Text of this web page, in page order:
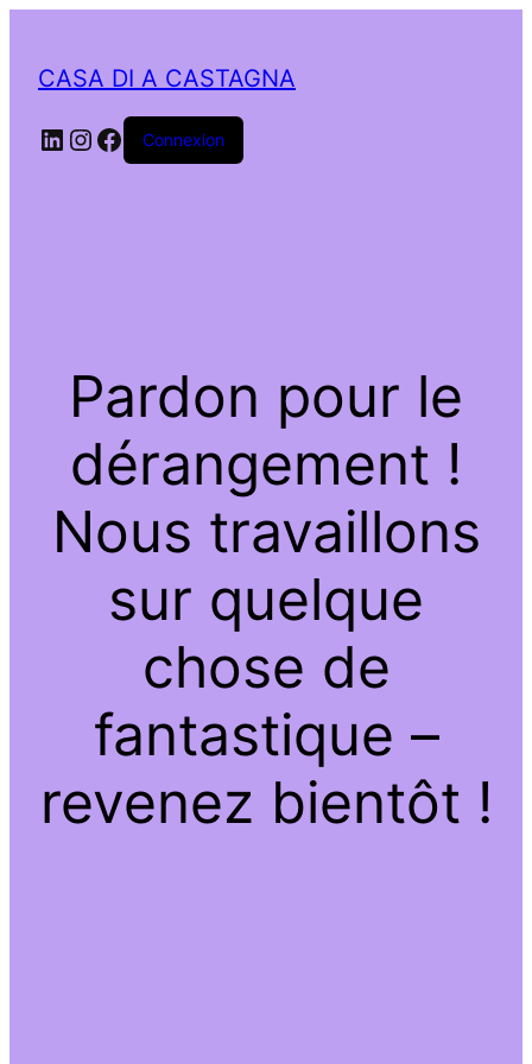
CASA DI A CASTAGNA
LinkedIn
Instagram
Facebook
Connexion
Pardon pour le
dérangement !
Nous travaillons
sur quelque
chose de
fantastique –
revenez bientôt !